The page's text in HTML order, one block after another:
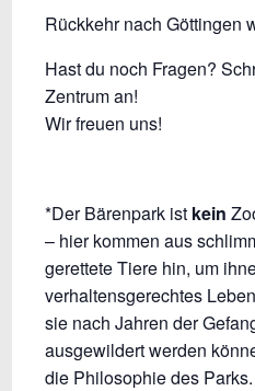
Rückkehr nach Göttingen
Hast du noch Fragen?
Zentrum an!
Wir freuen uns!
*Der Bärenpark ist kein
– hier kommen aus
gerettete Tiere hin, um
verhaltensgerechtes
sie nach Jahren der
ausgewildert werden
die Philosophie des Parks.